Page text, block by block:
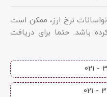
نرخ ارز، ممکن است
باشد. حتما برای دریافت